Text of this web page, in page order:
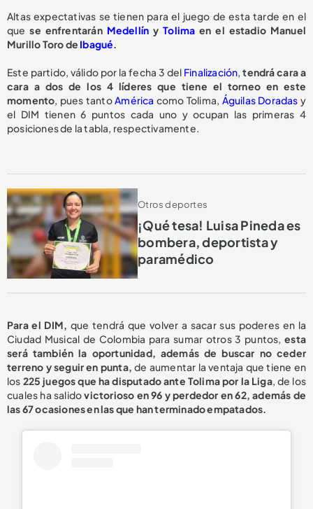
Altas expectativas se tienen para el juego de esta tarde en el
quese enfrentarán MedellínyTolimaen el estadio Manuel
Murillo Toro de Ibagué.
Este partido, válido por la fecha 3 del Finalización,tendrá cara a
cara a dos de los 4 líderes que tiene el torneo en este
momento, pues tantoAmérica como Tolima, Águilas Doradas y
el DIM tienen 6 puntos cada uno y ocupan las primeras 4
posiciones de la tabla, respectivamente.
Otros deportes
¡Qué tesa! Luisa Pineda es
bombera, deportista y
paramédico
Para el DIM, que tendrá que volver a sacar sus poderes en la
Ciudad Musical de Colombia para sumar otros 3 puntos,esta
será también la oportunidad, además de buscar no ceder
terreno y seguir en punta, de aumentar la ventaja que tiene en
los 225 juegos que ha disputado ante Tolima por la Liga, de los
cuales ha salidovictorioso en 96 y perdedor en 62, además de
las 67 ocasiones en las que han terminado empatados.